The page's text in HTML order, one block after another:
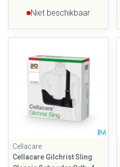
Niet beschikbaar
Cellacare
Cellacare Gilchrist Sling